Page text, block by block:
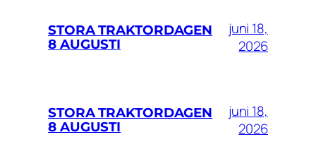
STORA TRAKTORDAGEN
8 AUGUSTI
juni 18,
2026
STORA TRAKTORDAGEN
8 AUGUSTI
juni 18,
2026